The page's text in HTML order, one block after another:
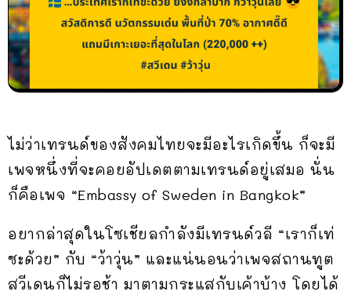
ไม่ว่าเทรนด์ของสังคมไทยจะมีอะไรเกิดขึ้น ก็จะมี
เพจหนึ่งที่จะคอยอัปเดตตามเทรนด์อยู่เสมอ นั่น
ก็คือเพจ “Embassy of Sweden in Bangkok”
อยากล่าสุดในโซเชียลกำลังมีเทรนด์วลี “เราก็เท่
ซะด้วย” กับ “ว้าวุ่น” และแน่นอนว่าเพจสถานทูต
สวีเดนก็ไม่รอช้า มาตามกระแสกับเค้าบ้าง โดยได้